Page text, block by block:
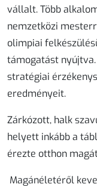
vállalt. Több
nemzetközi
olimpiai
támogatást
stratégiai
eredményeit.
Zárkózott, halk
helyett inkább a
érezte otthon
Magánéletéről